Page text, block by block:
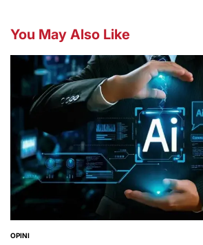
You May Also Like
POSTED
OPINI